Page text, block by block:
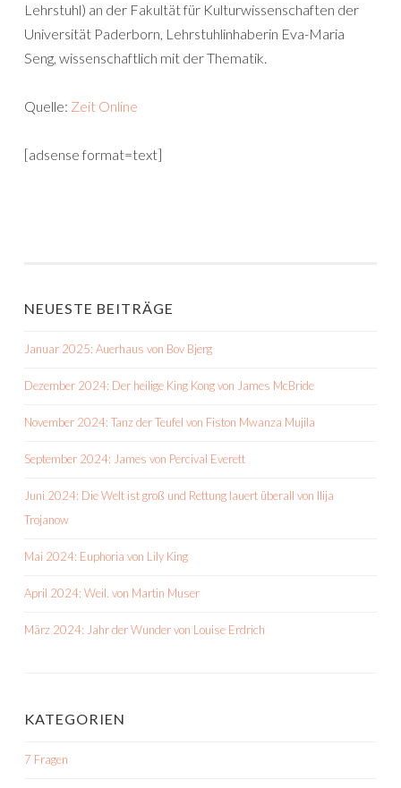
Lehrstuhl) an der Fakultät für Kulturwissenschaften der
Universität Paderborn, Lehrstuhlinhaberin Eva-Maria
Seng, wissenschaftlich mit der Thematik.
Quelle: Zeit Online
[adsense format=text]
NEUESTE BEITRÄGE
Januar 2025: Auerhaus von Bov Bjerg
Dezember 2024: Der heilige King Kong von James McBride
November 2024: Tanz der Teufel von Fiston Mwanza Mujila
September 2024: James von Percival Everett
Juni 2024: Die Welt ist groß und Rettung lauert überall von Ilija
Trojanow
Mai 2024: Euphoria von Lily King
April 2024: Weil. von Martin Muser
März 2024: Jahr der Wunder von Louise Erdrich
KATEGORIEN
7 Fragen